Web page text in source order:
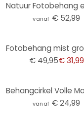
vanaf € 52,99
€ 49,95€ 31,99
vanaf € 24,99